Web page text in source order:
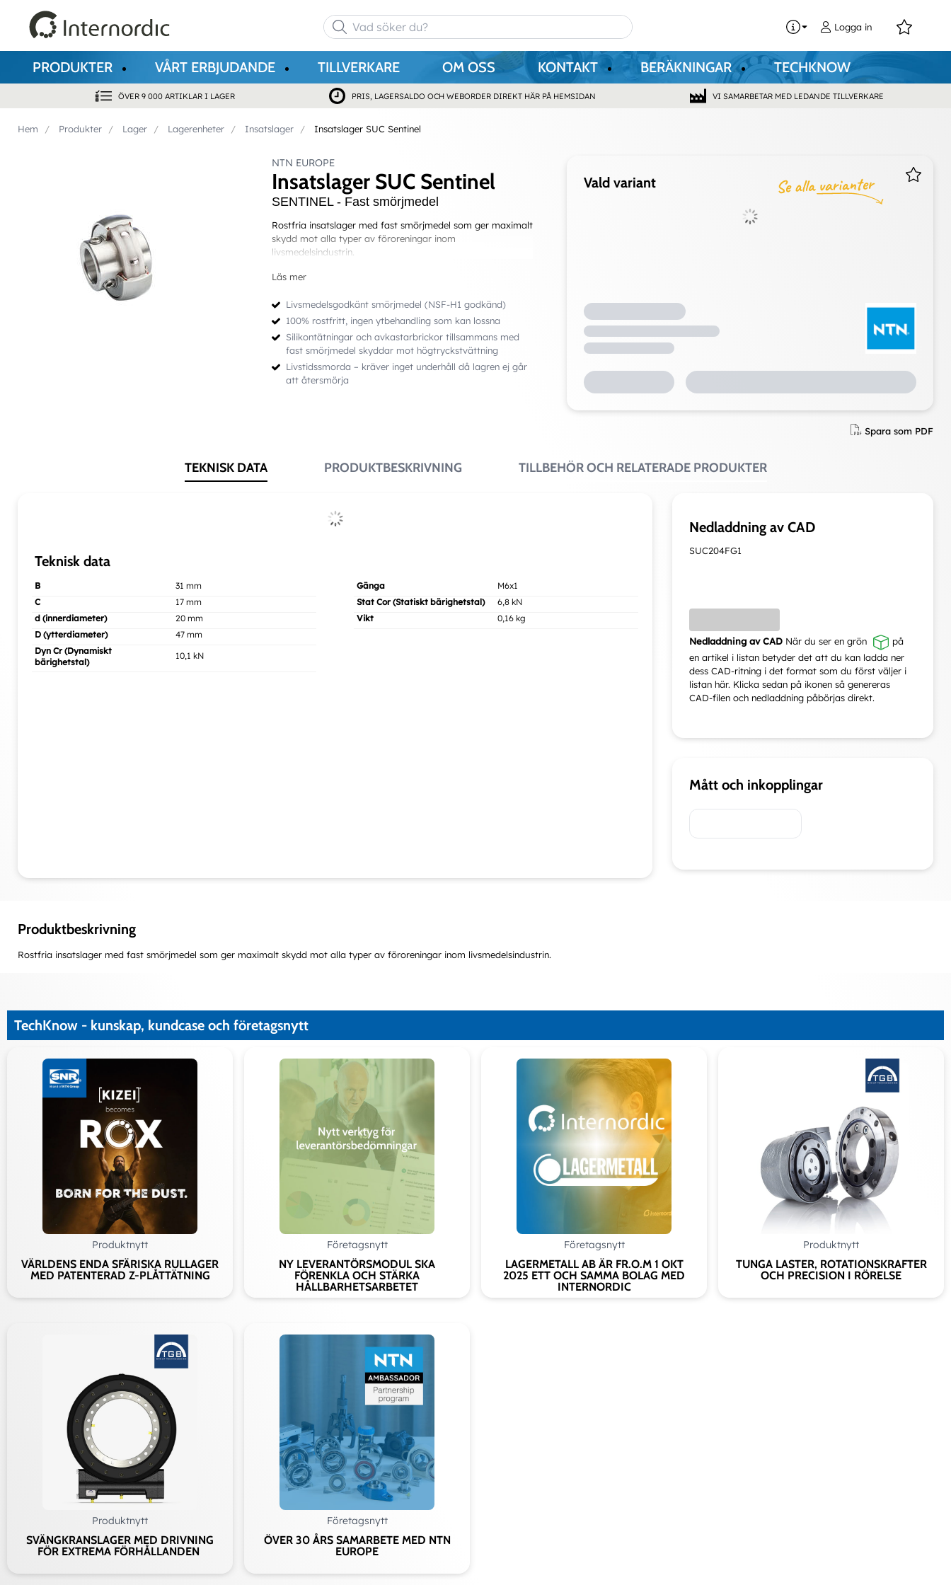
Logga in
PRODUKTER VÅRT ERBJUDANDE TILLVERKARE OM OSS KONTAKT BERÄKNINGAR TECHKNOW
ÖVER 9 000 ARTIKLAR I LAGER PRIS, LAGERSALDO OCH WEBORDER DIREKT HÄR PÅ HEMSIDAN VI SAMARBETAR MED LEDANDE TILLVERKARE
Hem Produkter Lager Lagerenheter Insatslager Insatslager SUC Sentinel
NTN EUROPE
Insatslager SUC Sentinel
SENTINEL - Fast smörjmedel
Rostfria insatslager med fast smörjmedel som ger maximalt
skydd mot alla typer av föroreningar inom
livsmedelsindustrin.
Läs mer
Livsmedelsgodkänt smörjmedel (NSF-H1 godkänd)
100% rostfritt, ingen ytbehandling som kan lossna
Silikontätningar och avkastarbrickor tillsammans med
fast smörjmedel skyddar mot högtryckstvättning
Livstidssmorda – kräver inget underhåll då lagren ej går
att återsmörja
Vald variant
Spara som PDF
TEKNISK DATA PRODUKTBESKRIVNING TILLBEHÖR OCH RELATERADE PRODUKTER
Teknisk data
B
31 mm
C
17 mm
d (innerdiameter)
20 mm
D (ytterdiameter)
47 mm
Dyn Cr (Dynamiskt
bärighetstal)
10,1 kN
Gänga
M6x1
Stat Cor (Statiskt bärighetstal)
6,8 kN
Vikt
0,16 kg
Nedladdning av CAD
SUC204FG1
Nedladdning av CAD När du ser en grön
på
en artikel i listan betyder det att du kan ladda ner
dess CAD-ritning i det format som du först väljer i
listan här. Klicka sedan på ikonen så genereras
CAD-filen och nedladdning påbörjas direkt.
Mått och inkopplingar
Produktbeskrivning
Rostfria insatslager med fast smörjmedel som ger maximalt skydd mot alla typer av föroreningar inom livsmedelsindustrin.
Add to existing cart row Add as new cart row
TechKnow - kunskap, kundcase och företagsnytt
Produktnytt
VÄRLDENS ENDA SFÄRISKA RULLAGER
MED PATENTERAD Z-PLÅTTÄTNING
Företagsnytt
NY LEVERANTÖRSMODUL SKA
FÖRENKLA OCH STÄRKA
HÅLLBARHETSARBETET
Företagsnytt
LAGERMETALL AB ÄR FR.O.M 1 OKT
2025 ETT OCH SAMMA BOLAG MED
INTERNORDIC
Produktnytt
TUNGA LASTER, ROTATIONSKRAFTER
OCH PRECISION I RÖRELSE
Produktnytt
SVÄNGKRANSLAGER MED DRIVNING
FÖR EXTREMA FÖRHÅLLANDEN
Företagsnytt
ÖVER 30 ÅRS SAMARBETE MED NTN
EUROPE